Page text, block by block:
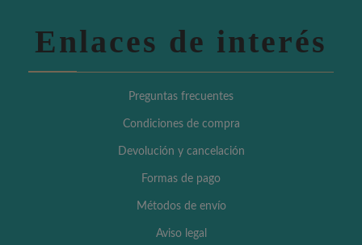
Enlaces de interés
Preguntas frecuentes
Condiciones de compra
Devolución y cancelación
Formas de pago
Métodos de envío
Aviso legal